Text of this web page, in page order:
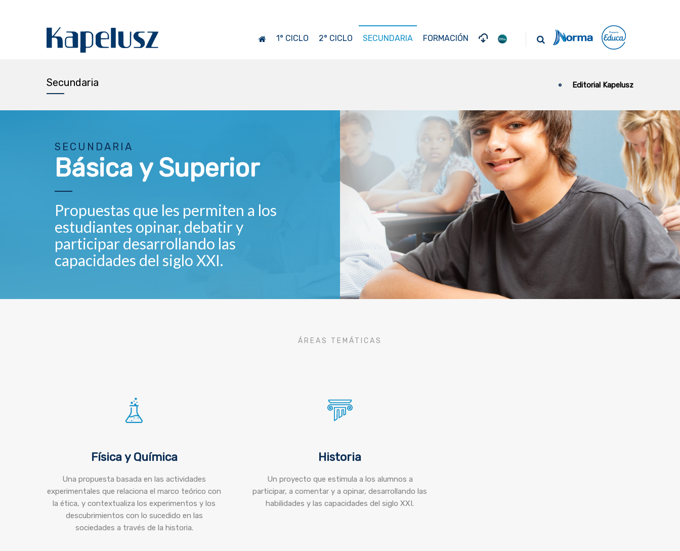
1° CICLO 2° CICLO SECUNDARIA FORMACIÓN
Secundaria Editorial Kapelusz
SECUNDARIA
Básica y Superior
Propuestas que les permiten a los
estudiantes opinar, debatir y
participar desarrollando las
capacidades del siglo XXI.
ÁREAS TEMÁTICAS
Física y Química
Una propuesta basada en las actividades
experimentales que relaciona el marco teórico con
la ética, y contextualiza los experimentos y los
descubrimientos con lo sucedido en las
sociedades a través de la historia.
Historia
Un proyecto que estimula a los alumnos a
participar, a comentar y a opinar, desarrollando las
habilidades y las capacidades del siglo XXI.